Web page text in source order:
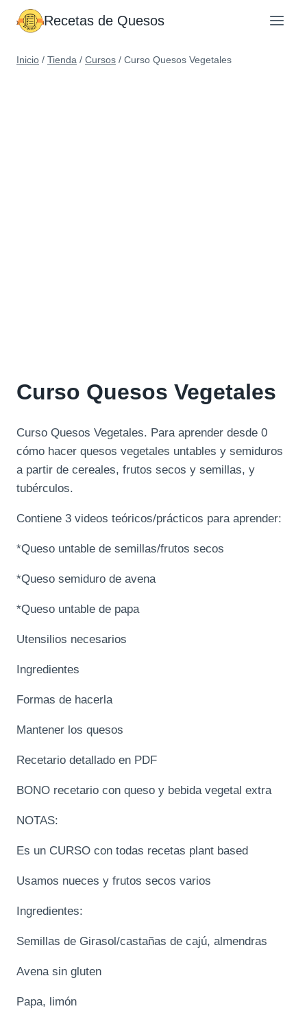
Saltar
Recetas de Quesos
Inicio / Tienda / Cursos / Curso Quesos Vegetales
Curso Quesos Vegetales
Curso Quesos Vegetales. Para aprender desde 0
cómo hacer quesos vegetales untables y semiduros
a partir de cereales, frutos secos y semillas, y
tubérculos.
Contiene 3 videos teóricos/prácticos para aprender:
*Queso untable de semillas/frutos secos
*Queso semiduro de avena
*Queso untable de papa
Utensilios necesarios
Ingredientes
Formas de hacerla
Mantener los quesos
Recetario detallado en PDF
BONO recetario con queso y bebida vegetal extra
NOTAS:
Es un CURSO con todas recetas plant based
Usamos nueces y frutos secos varios
Ingredientes:
Semillas de Girasol/castañas de cajú, almendras
Avena sin gluten
Papa, limón